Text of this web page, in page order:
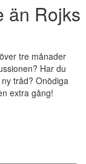
än Rojks
tre månader
Har du
tråd? Onödiga
extra gång!